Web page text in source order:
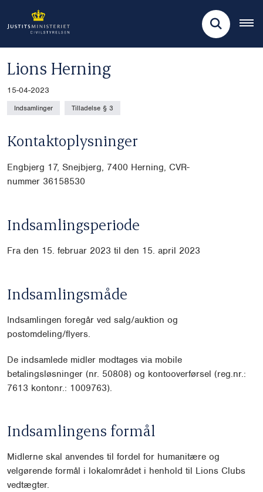
Lions Herning
15-04-2023
Indsamlinger Tilladelse § 3
Kontaktoplysninger
Engbjerg 17, Snejbjerg, 7400 Herning, CVR-
nummer 36158530
Indsamlingsperiode
Fra den 15. februar 2023 til den 15. april 2023
Indsamlingsmåde
Indsamlingen foregår ved salg/auktion og
postomdeling/flyers.
De indsamlede midler modtages via mobile
betalingsløsninger (nr. 50808) og kontooverførsel (reg.nr.:
7613 kontonr.: 1009763).
Indsamlingens formål
Midlerne skal anvendes til fordel for humanitære og
velgørende formål i lokalområdet i henhold til Lions Clubs
vedtægter.